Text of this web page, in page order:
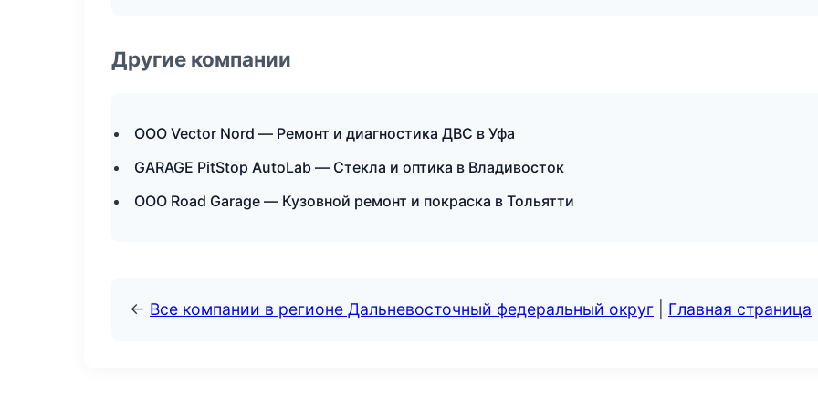
Другие компании
ООО Vector Nord — Ремонт и диагностика ДВС в Уфа
GARAGE PitStop AutoLab — Стекла и оптика в Владивосток
ООО Road Garage — Кузовной ремонт и покраска в Тольятти
← Все компании в регионе Дальневосточный федеральный округ Главная страница